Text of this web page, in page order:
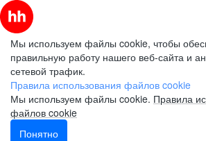
Мы используем файлы cookie, чтобы
правильную работу нашего веб-сайта и
сетевой трафик.
Правила использования файлов cookie
Мы используем файлы cookie. Правила
файлов cookie
Понятно